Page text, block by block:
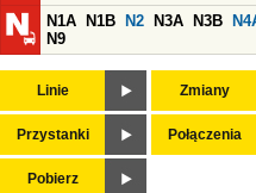
N1A
N1B N2 N3A N3B
N9
Linie Zmiany
Przystanki Połączenia
Pobierz